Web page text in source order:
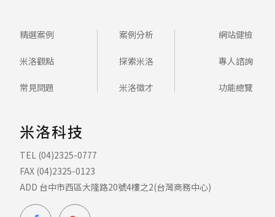
精選案例 案例分析 網站健檢
米洛觀點 探索米洛 專人諮詢
常見問題 米洛徵才 功能總覽
米洛科技
TEL (04)2325-0777
FAX (04)2325-0123
ADD 台中市西區大隆路20號4樓之2(台灣商務中心)